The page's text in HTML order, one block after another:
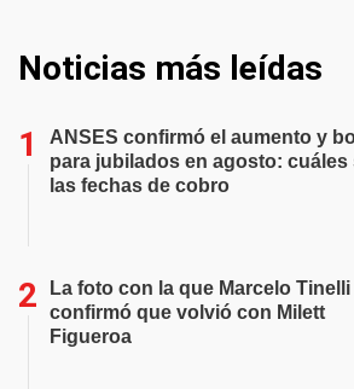
Noticias más leídas
ANSES confirmó el aumento y
para jubilados en agosto: cuáles
las fechas de cobro
La foto con la que Marcelo Tinelli
confirmó que volvió con Milett
Figueroa